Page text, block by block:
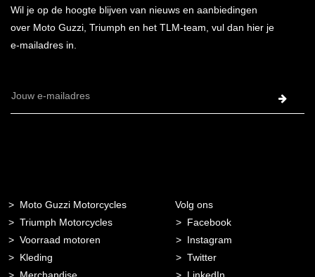
Wil je op de hoogte blijven van nieuws en aanbiedingen
over Moto Guzzi, Triumph en het TLM-team, vul dan hier je
e-mailadres in.
E-
Moto Guzzi Motorcycles
Triumph Motorcycles
Voorraad motoren
Kleding
Volg ons
Facebook
Instagram
Twitter